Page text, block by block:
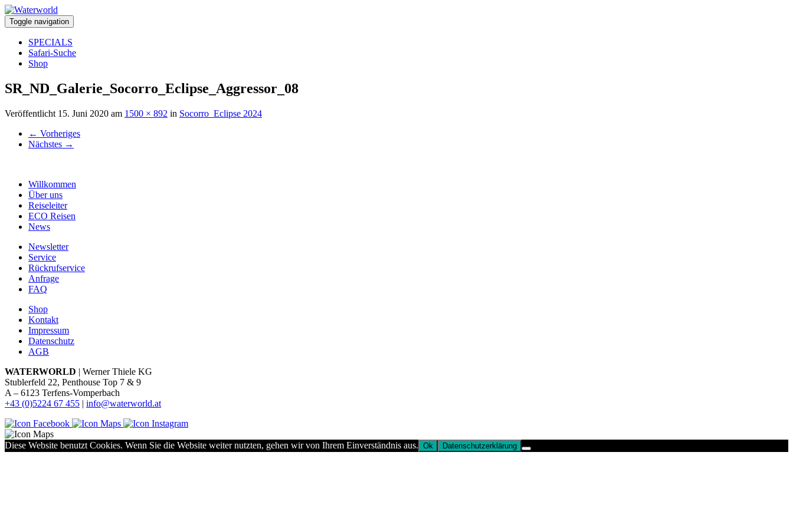
Toggle navigation
SPECIALS
Safari-Suche
Shop
SR_ND_Galerie_Socorro_Eclipse_Aggressor_08
Veröffentlicht 15. Juni 2020 am 1500 × 892 in Socorro_Eclipse 2024
← Vorheriges
Nächstes →
Willkommen
Über uns
Reiseleiter
ECO Reisen
News
Newsletter
Service
Rückrufservice
Anfrage
FAQ
Shop
Kontakt
Impressum
Datenschutz
AGB
WATERWORLD | Werner Thiele KG
Stublerfeld 22, Penthouse Top 7 & 9
A – 6123 Terfens-Vomperbach
+43 (0)5224 67 455 | info@waterworld.at
Diese Website benutzt Cookies. Wenn Sie die Website weiter nutzten, gehen wir von Ihrem Einverständnis aus. Ok Datenschutzerklärung